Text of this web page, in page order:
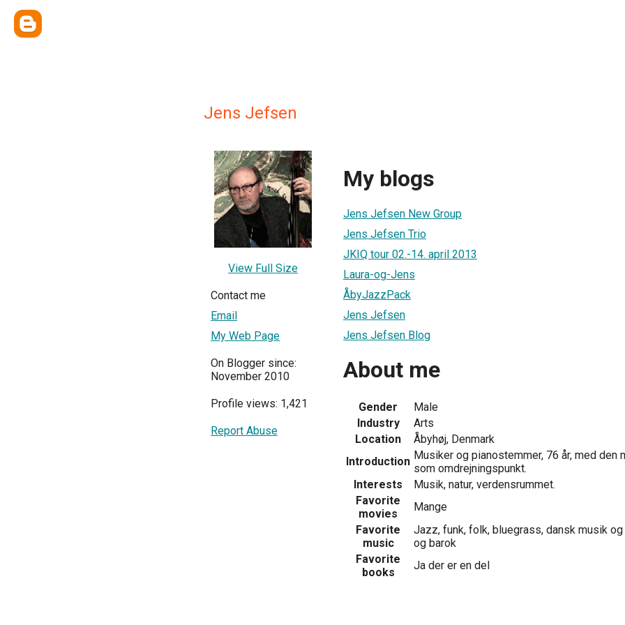
Jens Jefsen
View Full Size
Contact me
Email
My Web Page
On Blogger since:
November 2010
Profile views: 1,421
Report Abuse
My blogs
Jens Jefsen New Group
Jens Jefsen Trio
JKIQ tour 02.-14. april 2013
Laura-og-Jens
ÅbyJazzPack
Jens Jefsen
Jens Jefsen Blog
About me
Gender
Male
Industry
Arts
Location
Åbyhøj, Denmark
Introduction Musiker og pianostemmer, 76 år, med den
som omdrejningspunkt.
Interests
Musik, natur, verdensrummet.
Favorite
movies
Mange
Favorite
music
Jazz, funk, folk, bluegrass, dansk musik
og barok
Favorite
books
Ja der er en del